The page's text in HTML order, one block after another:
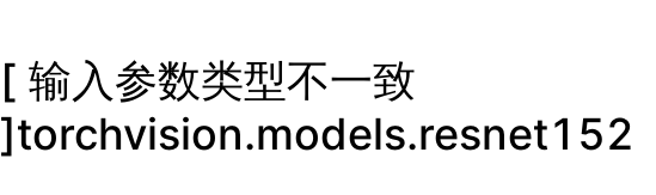
[ 输入参数类型不一致
]torchvision.models.resnet152